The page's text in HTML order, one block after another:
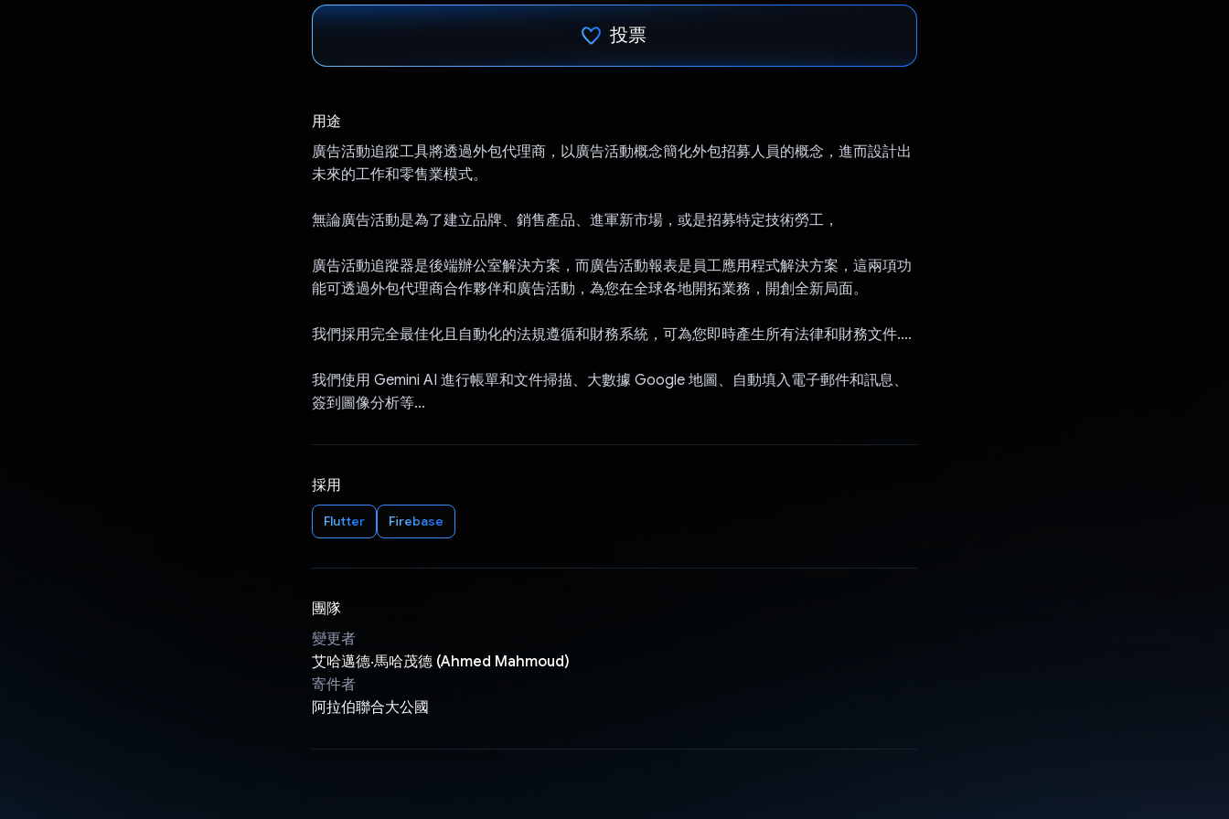
投票
用途
廣告活動追蹤工具將透過外包代理商，以廣告活動概念簡化外包招募人員的概念，進而設計出
未來的工作和零售業模式。
無論廣告活動是為了建立品牌、銷售產品、進軍新市場，或是招募特定技術勞工，
廣告活動追蹤器是後端辦公室解決方案，而廣告活動報表是員工應用程式解決方案，這兩項功
能可透過外包代理商合作夥伴和廣告活動，為您在全球各地開拓業務，開創全新局面。
我們採用完全最佳化且自動化的法規遵循和財務系統，可為您即時產生所有法律和財務文件....
我們使用 Gemini AI 進行帳單和文件掃描、大數據 Google 地圖、自動填入電子郵件和訊息、
簽到圖像分析等...
採用
Flutter Firebase
團隊
變更者
艾哈邁德‧馬哈茂德 (Ahmed Mahmoud)
寄件者
阿拉伯聯合大公國